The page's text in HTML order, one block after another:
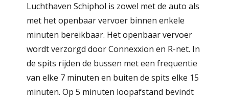
Luchthaven Schiphol is zowel met de auto als
met het openbaar vervoer binnen enkele
minuten bereikbaar. Het openbaar vervoer
wordt verzorgd door Connexxion en R-net. In
de spits rijden de bussen met een frequentie
van elke 7 minuten en buiten de spits elke 15
minuten. Op 5 minuten loopafstand bevindt